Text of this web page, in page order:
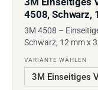
4508, Schwarz,
3M 4508 –
Schwarz, 12 mm x
VARIANTE WÄHLEN